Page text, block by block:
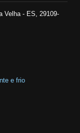
Velha - ES, 29109-
e frio